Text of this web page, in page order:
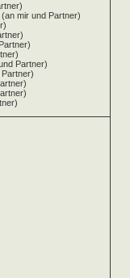
mir und Partner)
Partner)